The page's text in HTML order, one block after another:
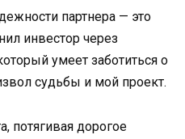
партнера — это
инвестор через
умеет заботиться о
судьбы и мой проект.
потягивая дорогое